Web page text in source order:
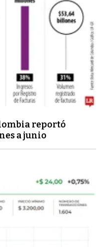
reportó
a junio